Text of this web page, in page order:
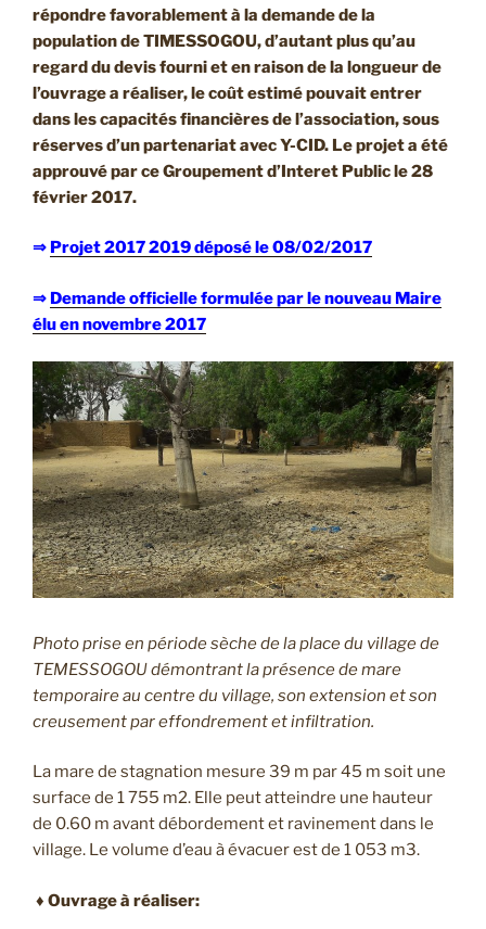
répondre favorablement à la demande de la
population de TIMESSOGOU, d’autant plus qu’au
regard du devis fourni et en raison de la longueur de
l’ouvrage a réaliser, le coût estimé pouvait entrer
dans les capacités financières de l’association, sous
réserves d’un partenariat avec Y-CID. Le projet a été
approuvé par ce Groupement d’Interet Public le 28
février 2017.
⇒ Projet 2017 2019 déposé le 08/02/2017
⇒ Demande officielle formulée par le nouveau Maire
élu en novembre 2017
Photo prise en période sèche de la place du village de
TEMESSOGOU démontrant la présence de mare
temporaire au centre du village, son extension et son
creusement par effondrement et infiltration.
La mare de stagnation mesure 39 m par 45 m soit une
surface de 1 755 m2. Elle peut atteindre une hauteur
de 0.60 m avant débordement et ravinement dans le
village. Le volume d’eau à évacuer est de 1 053 m3.
♦ Ouvrage à réaliser: